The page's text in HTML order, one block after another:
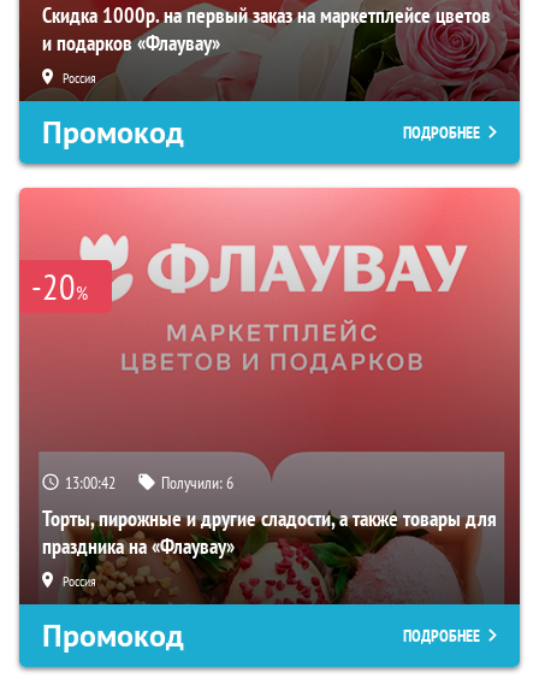
Скидка 1000р. на первый заказ на маркетплейсе цветов
и подарков «Флаувау»
Россия
Промокод ПОДРОБНЕЕ
-20%
13:00:41 Получили:6
Торты, пирожные и другие сладости, а также товары для
праздника на «Флаувау»
Россия
Промокод ПОДРОБНЕЕ